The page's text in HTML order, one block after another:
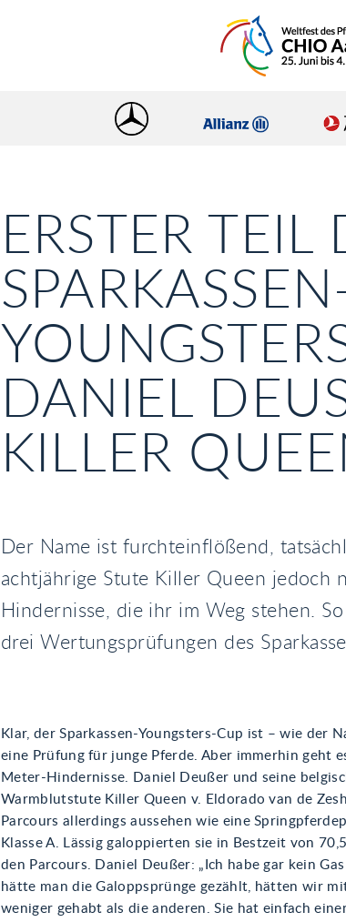
ERSTER TEIL
DANIEL
ILLER QUEEN
Der Name ist furchteinflößend,
achtjährige Stute Killer Queen jedoch
Hindernisse, die ihr im Weg stehen.
drei Wertungsprüfungen des
Klar, der Sparkassen-Youngsters-Cup ist – wie der
eine Prüfung für junge Pferde. Aber immerhin geht
Meter-Hindernisse. Daniel Deußer und seine
Warmblutstute Killer Queen v. Eldorado van de
Parcours allerdings aussehen wie eine
Klasse A. Lässig galoppierten sie in Bestzeit von
den Parcours. Daniel Deußer: „Ich habe gar kein
hätte man die Galoppsprünge gezählt, hätten wir
weniger gehabt als die anderen. Sie hat einfach